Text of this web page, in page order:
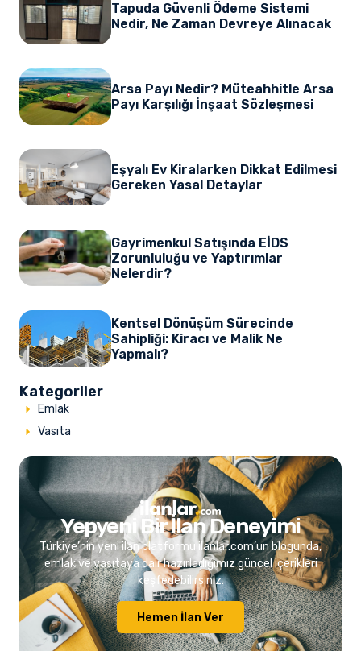
Tapuda Güvenli Ödeme Sistemi
Nedir, Ne Zaman Devreye Alınacak
Arsa Payı Nedir? Müteahhitle Arsa
Payı Karşılığı İnşaat Sözleşmesi
Eşyalı Ev Kiralarken Dikkat Edilmesi
Gereken Yasal Detaylar
Gayrimenkul Satışında EİDS
Zorunluluğu ve Yaptırımlar
Nelerdir?
Kentsel Dönüşüm Sürecinde
Sahipliği: Kiracı ve Malik Ne
Yapmalı?
Kategoriler
Emlak
Vasıta
Yepyeni Bir İlan Deneyimi
Türkiye’nin yeni ilan platformu ilanlar.com’un blogunda,
emlak ve vasıtaya dair hazırladığımız güncel içerikleri
keşfedebilirsiniz.
Hemen İlan Ver